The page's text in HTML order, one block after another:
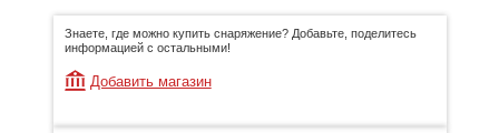
Знаете, где можно купить снаряжение? Добавьте, поделитесь
информацией с остальными!
Добавить магазин